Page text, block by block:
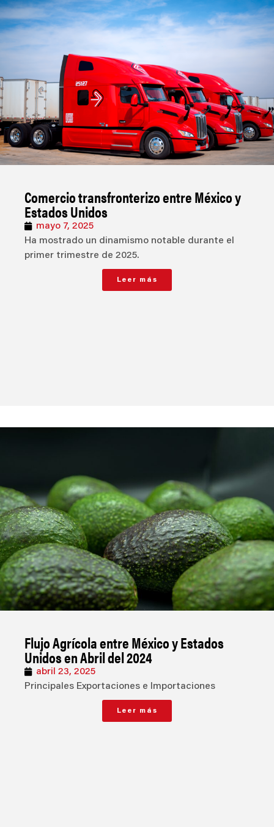
Comercio transfronterizo entre México y
Estados Unidos
mayo 7, 2025
Ha mostrado un dinamismo notable durante el
primer trimestre de 2025.
Leer más
Flujo Agrícola entre México y Estados
Unidos en Abril del 2024
abril 23, 2025
Principales Exportaciones e Importaciones
Leer más